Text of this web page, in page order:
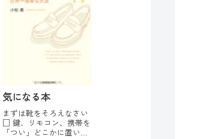
気になる本
まずは靴をそろえなさい
□ 鍵、リモコン、携帯を
「つい」どこかに置いて